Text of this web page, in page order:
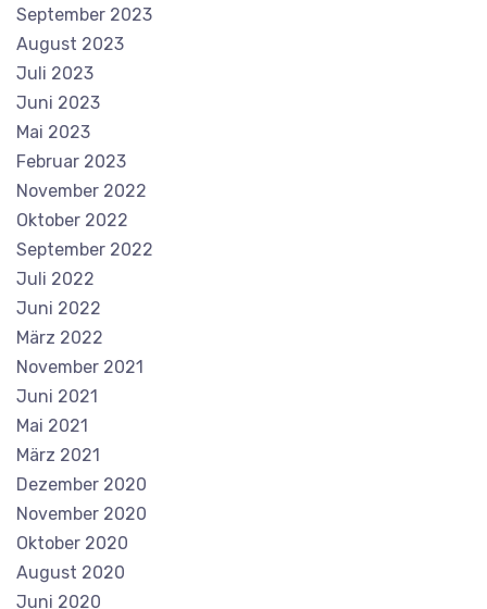
September 2023
August 2023
Juli 2023
Juni 2023
Mai 2023
Februar 2023
November 2022
Oktober 2022
September 2022
Juli 2022
Juni 2022
März 2022
November 2021
Juni 2021
Mai 2021
März 2021
Dezember 2020
November 2020
Oktober 2020
August 2020
Juni 2020